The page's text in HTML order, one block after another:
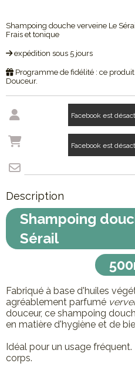
Shampoing douche verveine Le Sérail
Frais et tonique
expédition sous 5 jours
Programme de fidélité : ce
Douceur.
Facebook est
Facebook est
Description
Shampoing
Sérail
Fabriqué à base d'huiles
agréablement parfumé
douceur, ce shampoing
en matière d'hygiène et de
Idéal pour un usage
corps.